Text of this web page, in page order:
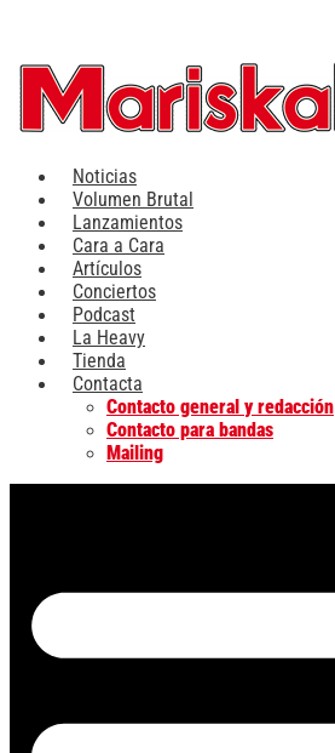
contenido
Noticias
Volumen Brutal
Lanzamientos
Cara a Cara
Artículos
Conciertos
Podcast
La Heavy
Tienda
Contacta
Contacto general y redacción
Contacto para bandas
Mailing